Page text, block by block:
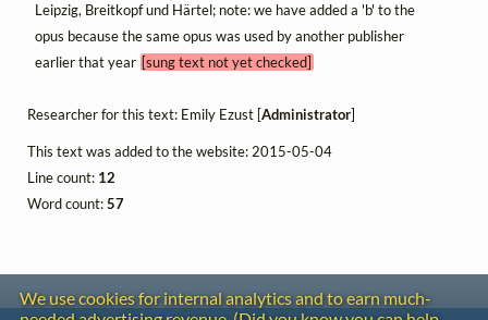
Leipzig, Breitkopf und Härtel; note: we have added a 'b' to the
opus because the same opus was used by another publisher
earlier that year [sung text not yet checked]
Researcher for this text: Emily Ezust [Administrator]
This text was added to the website: 2015-05-04
Line count: 12
Word count:57
We use cookies for internal analytics and to earn much-